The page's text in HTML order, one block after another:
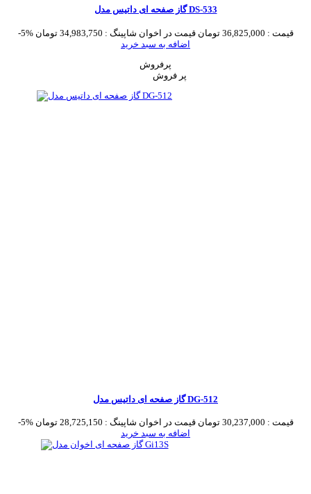
گاز صفحه ای داتیس مدل DS-533
-5% قیمت : 36,825,000 تومان قیمت در اخوان شاپینگ : 34,983,750 تومان
اضافه به سبد خرید
پرفروش
گاز صفحه ای داتیس مدل DG-512
-5% قیمت : 30,237,000 تومان قیمت در اخوان شاپینگ : 28,725,150 تومان
اضافه به سبد خرید